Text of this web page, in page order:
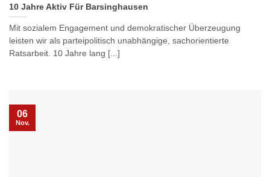
10 Jahre Aktiv Für Barsinghausen
Mit sozialem Engagement und demokratischer Überzeugung
leisten wir als parteipolitisch unabhängige, sachorientierte
Ratsarbeit. 10 Jahre lang [...]
06
Nov.